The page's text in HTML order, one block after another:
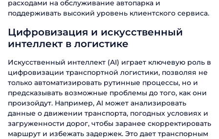
расходами на обслуживание автопарка и
поддерживать высокий уровень клиентского сервиса.
Цифровизация и искусственный
интеллект в логистике
Искусственный интеллект (AI) играет ключевую роль в
цифровизации транспортной логистики, позволяя не
только автоматизировать рутинные процессы, но и
предсказывать возможные проблемы до того, как они
произойдут. Например, AI может анализировать
данные о движении транспорта, погодных условиях и
загруженности дорог, чтобы заранее скорректировать
маршрут и избежать задержек. Это дает транспорным